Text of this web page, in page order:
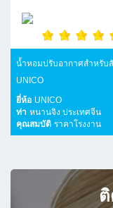
น้ำหอมปรับอากาศสำหรับสั
UNICO
ยี่ห้อ UNICO
ท่า หนานจิง ประเทศจีน
คุณสมบัติ ราคาโรงงาน
ติ